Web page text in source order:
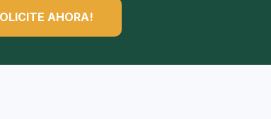
AHORA!